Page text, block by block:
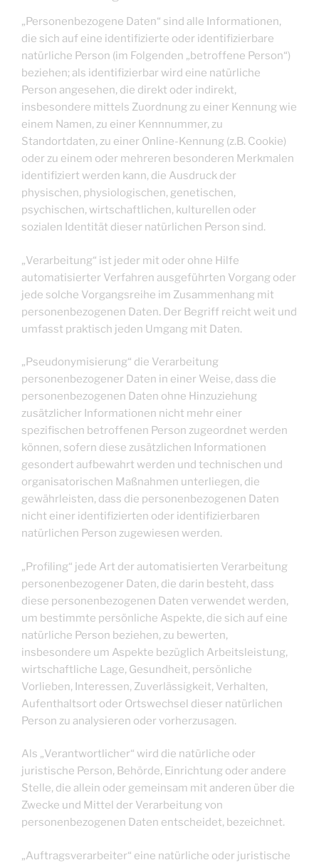
„Personenbezogene Daten“ sind alle Informationen,
die sich auf eine identifizierte oder identifizierbare
natürliche Person (im Folgenden „betroffene Person“)
beziehen; als identifizierbar wird eine natürliche
Person angesehen, die direkt oder indirekt,
insbesondere mittels Zuordnung zu einer Kennung wie
einem Namen, zu einer Kennnummer, zu
Standortdaten, zu einer Online-Kennung (z.B. Cookie)
oder zu einem oder mehreren besonderen Merkmalen
identifiziert werden kann, die Ausdruck der
physischen, physiologischen, genetischen,
psychischen, wirtschaftlichen, kulturellen oder
sozialen Identität dieser natürlichen Person sind.
„Verarbeitung“ ist jeder mit oder ohne Hilfe
automatisierter Verfahren ausgeführten Vorgang oder
jede solche Vorgangsreihe im Zusammenhang mit
personenbezogenen Daten. Der Begriff reicht weit und
umfasst praktisch jeden Umgang mit Daten.
„Pseudonymisierung“ die Verarbeitung
personenbezogener Daten in einer Weise, dass die
personenbezogenen Daten ohne Hinzuziehung
zusätzlicher Informationen nicht mehr einer
spezifischen betroffenen Person zugeordnet werden
können, sofern diese zusätzlichen Informationen
gesondert aufbewahrt werden und technischen und
organisatorischen Maßnahmen unterliegen, die
gewährleisten, dass die personenbezogenen Daten
nicht einer identifizierten oder identifizierbaren
natürlichen Person zugewiesen werden.
„Profiling“ jede Art der automatisierten Verarbeitung
personenbezogener Daten, die darin besteht, dass
diese personenbezogenen Daten verwendet werden,
um bestimmte persönliche Aspekte, die sich auf eine
natürliche Person beziehen, zu bewerten,
insbesondere um Aspekte bezüglich Arbeitsleistung,
wirtschaftliche Lage, Gesundheit, persönliche
Vorlieben, Interessen, Zuverlässigkeit, Verhalten,
Aufenthaltsort oder Ortswechsel dieser natürlichen
Person zu analysieren oder vorherzusagen.
Als „Verantwortlicher“ wird die natürliche oder
juristische Person, Behörde, Einrichtung oder andere
Stelle, die allein oder gemeinsam mit anderen über die
Zwecke und Mittel der Verarbeitung von
personenbezogenen Daten entscheidet, bezeichnet.
„Auftragsverarbeiter“ eine natürliche oder juristische